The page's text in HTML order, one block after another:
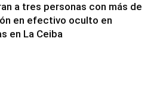
a tres personas con más de
en efectivo oculto en
en La Ceiba